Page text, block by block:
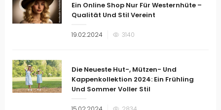
Ein Online Shop Nur Für Westernhüte –
Qualität Und Stil Vereint
Veröffentlicht
19.02.2024 3140
Die Neueste Hut-, Mützen- Und
Kappenkollektion 2024: Ein Frühling
Und Sommer Voller Stil
Veröffentlicht